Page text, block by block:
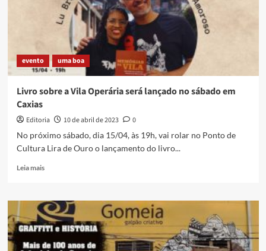
ganha
exibição
de
Caxias
evento uma boa
Livro sobre a Vila Operária será lançado no sábado em
Caxias
Editoria 10 de abril de 2023
0
No próximo sábado, dia 15/04, às 19h, vai rolar no Ponto de
Cultura Lira de Ouro o lançamento do livro...
Leia maisRead
Livro
sobre
a
Vila
Operária